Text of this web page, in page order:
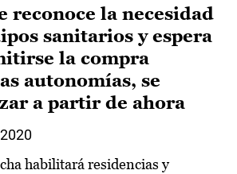
reconoce la necesidad
sanitarios y espera
la compra
autonomías, se
a partir de ahora
habilitará residencias y